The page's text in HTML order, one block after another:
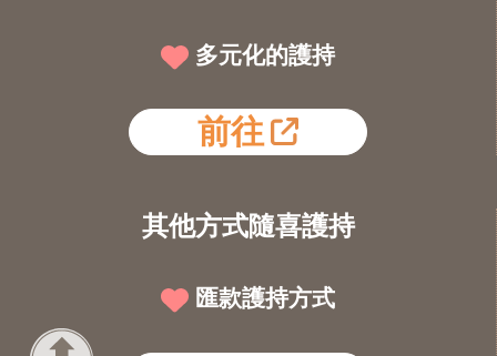
多元化的護持
前往
其他方式隨喜護持
匯款護持方式